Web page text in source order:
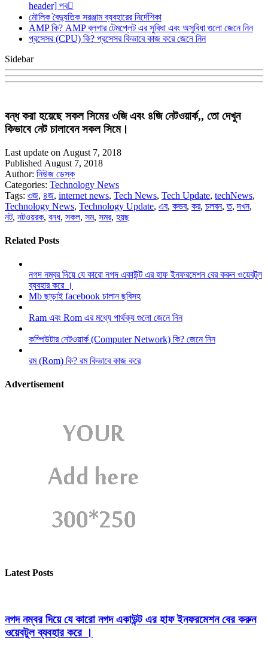
header] পব
মৌলিক বৈদ্যুতিক সরঞ্জাম ব্যবহারের নির্দেশিকা
AMP কি? AMP ব্লগার টেমপ্লেট এর সুবিধা এবং অসুবিধা গুলো জেনে নিন
প্রসেসর (CPU) কি? প্রসেসর কিভাবে কাজ করে জেনে নিন
Sidebar
বন্ধ করা হয়েছে সকল সিমের ৩জি এবং ৪জি নেটওয়ার্ক,, তো দেখুন
কিভাবে নেট চালাবেন সকল সিমে।
Last update on August 7, 2018
Published August 7, 2018
Author: নিউজ ডেস্ক
Categories: Technology News
Tags: ৩জ, ৪জ, internet news, Tech News, Tech Update, techNews,
Technology News, Technology Update, এব, কভব, কর, চলবন,ত,দখন,
নট, নটওয়রক, বনধ, সকল, সম, সমর, হয়ছ
Related Posts
নগদ নম্বর দিয়ে যে কারো নগদ একাউন্ট এর হাফ ইনফরমেশন বের করুন ওয়েবটুল
ব্যবহার করে ।
Mb ছাড়াই facebook চালান ছবিসহ
Ram এবং Rom এর মধ্যে পার্থক্য গুলো জেনে নিন
কম্পিউটার নেটওয়ার্ক (Computer Network) কি? জেনে নিন
রম (Rom) কি? রম কিভাবে কাজ করে
Advertisement
Latest Posts
নগদ নম্বর দিয়ে যে কারো নগদ একাউন্ট এর হাফ ইনফরমেশন বের করুন
ওয়েবটুল ব্যবহার করে ।